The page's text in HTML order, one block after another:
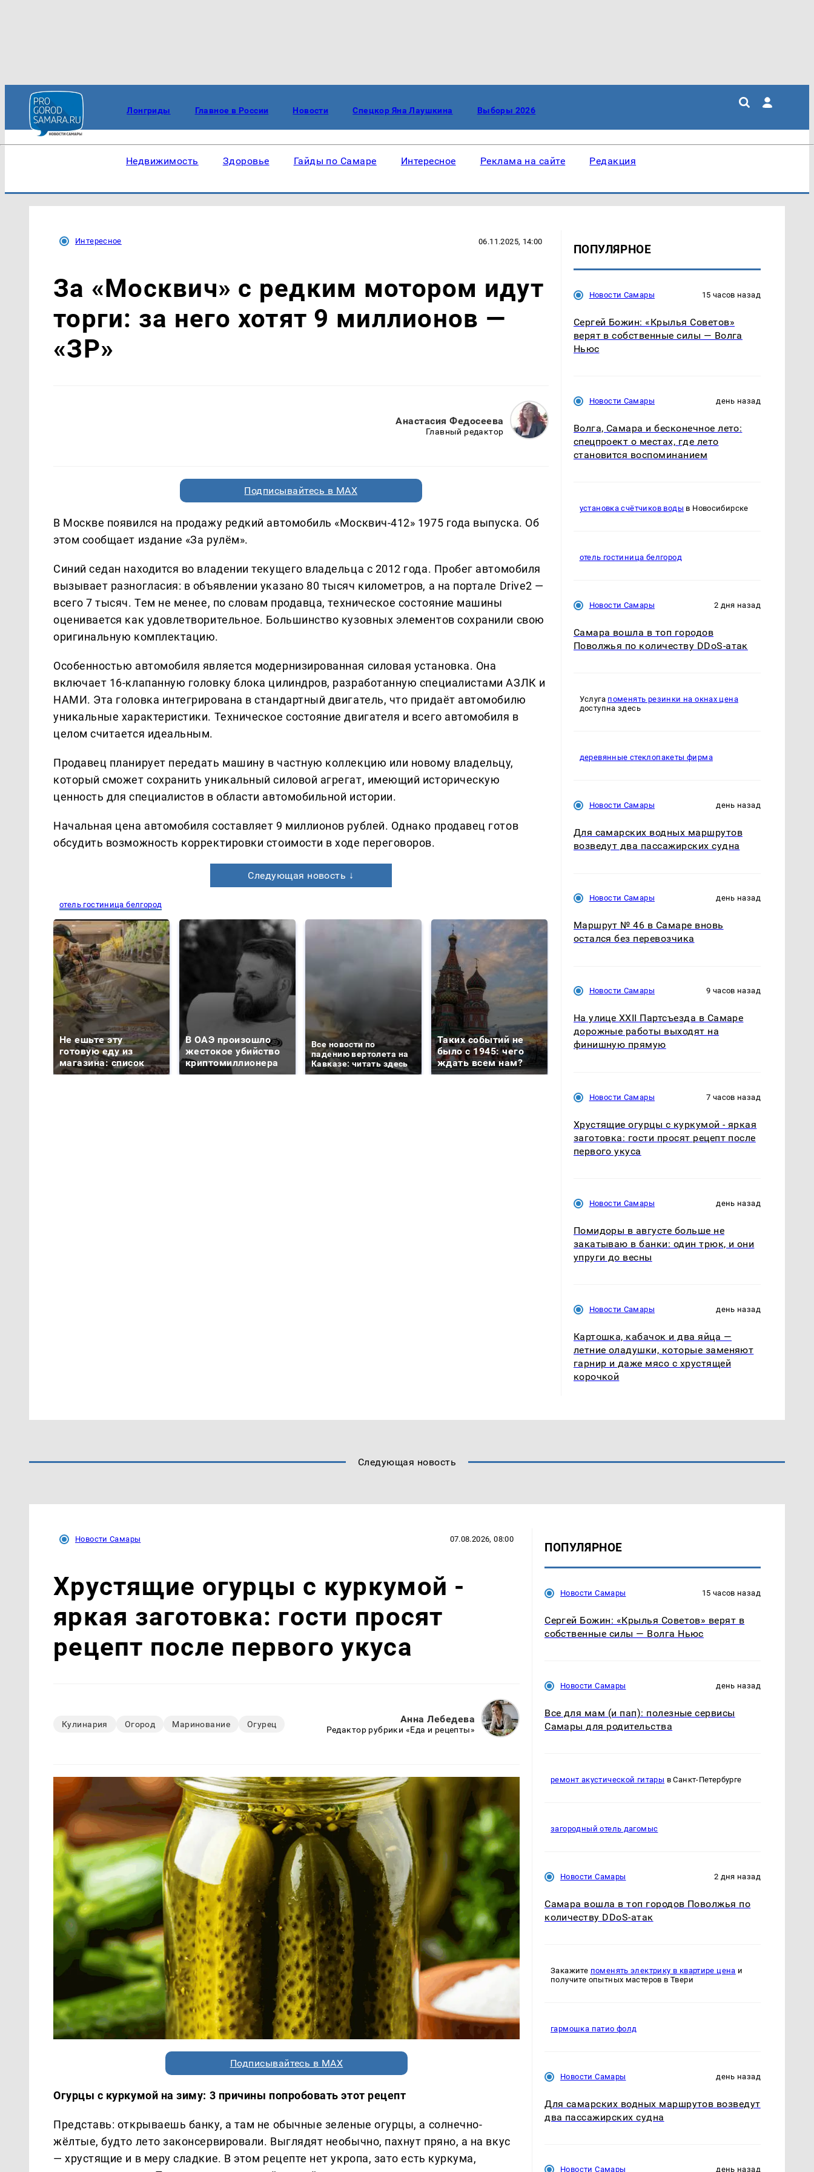
Лонгриды Главное в России Новости Спецкор Яна Лаушкина Выборы 2026
Недвижимость Здоровье Гайды по Самаре Интересное Реклама на сайте Редакция
Интересное 06.11.2025, 14:00
За «Москвич» с редким мотором идут
торги: за него хотят 9 миллионов —
«ЗР»
Анастасия Федосеева
Главный редактор
Подписывайтесь в MAX
В Москве появился на продажу редкий автомобиль «Москвич-412» 1975 года выпуска. Об
этом сообщает издание «За рулём».
Синий седан находится во владении текущего владельца с 2012 года. Пробег автомобиля
вызывает разногласия: в объявлении указано 80 тысяч километров, а на портале Drive2 —
всего 7 тысяч. Тем не менее, по словам продавца, техническое состояние машины
оценивается как удовлетворительное. Большинство кузовных элементов сохранили свою
оригинальную комплектацию.
Особенностью автомобиля является модернизированная силовая установка. Она
включает 16-клапанную головку блока цилиндров, разработанную специалистами АЗЛК и
НАМИ. Эта головка интегрирована в стандартный двигатель, что придаёт автомобилю
уникальные характеристики. Техническое состояние двигателя и всего автомобиля в
целом считается идеальным.
Продавец планирует передать машину в частную коллекцию или новому владельцу,
который сможет сохранить уникальный силовой агрегат, имеющий историческую
ценность для специалистов в области автомобильной истории.
Начальная цена автомобиля составляет 9 миллионов рублей. Однако продавец готов
обсудить возможность корректировки стоимости в ходе переговоров.
Следующая новость ↓
отель гостиница белгород
Не ешьте эту
готовую еду из
магазина: список
В ОАЭ произошло
жестокое убийство
криптомиллионера
Все новости по
падению вертолета на
Кавказе: читать здесь
Таких событий не
было с 1945: чего
ждать всем нам?
В магазинах России
СМИ: В Химках на
полицейскую
ПОПУЛЯРНОЕ
Новости Самары 15 часов назад
Сергей Божин: «Крылья Советов»
верят в собственные силы — Волга
Ньюс
Новости Самары день назад
Волга, Самара и бесконечное лето:
спецпроект о местах, где лето
становится воспоминанием
установка счётчиков воды в Новосибирске
отель гостиница белгород
Новости Самары 2 дня назад
Самара вошла в топ городов
Поволжья по количеству DDoS-атак
Услуга поменять резинки на окнах цена
доступна здесь
деревянные стеклопакеты фирма
Новости Самары день назад
Для самарских водных маршрутов
возведут два пассажирских судна
Новости Самары день назад
Маршрут № 46 в Самаре вновь
остался без перевозчика
Новости Самары 9 часов назад
На улице XXII Партсъезда в Самаре
дорожные работы выходят на
финишную прямую
Новости Самары 7 часов назад
Хрустящие огурцы с куркумой - яркая
заготовка: гости просят рецепт после
первого укуса
Новости Самары день назад
Помидоры в августе больше не
закатываю в банки: один трюк, и они
упруги до весны
Новости Самары день назад
Картошка, кабачок и два яйца —
летние оладушки, которые заменяют
гарнир и даже мясо с хрустящей
корочкой
Следующая новость
Новости Самары 07.08.2026, 08:00
Хрустящие огурцы с куркумой -
яркая заготовка: гости просят
рецепт после первого укуса
Кулинария Огород Маринование Огурец Анна Лебедева
Редактор рубрики «Еда и рецепты»
Подписывайтесь в MAX
Огурцы с куркумой на зиму: 3 причины попробовать этот рецепт
Представь: открываешь банку, а там не обычные зеленые огурцы, а солнечно-
жёлтые, будто лето законсервировали. Выглядят необычно, пахнут пряно, а на вкус
— хрустящие и в меру сладкие. В этом рецепте нет укропа, зато есть куркума,
ПОПУЛЯРНОЕ
Новости Самары 15 часов назад
Сергей Божин: «Крылья Советов» верят в
собственные силы — Волга Ньюс
Новости Самары день назад
Все для мам (и пап): полезные сервисы
Самары для родительства
ремонт акустической гитары в Санкт-Петербурге
загородный отель дагомыс
Новости Самары 2 дня назад
Самара вошла в топ городов Поволжья по
количеству DDoS-атак
Закажите поменять электрику в квартире цена и
получите опытных мастеров в Твери
гармошка патио фолд
Новости Самары день назад
Для самарских водных маршрутов возведут
два пассажирских судна
Новости Самары день назад